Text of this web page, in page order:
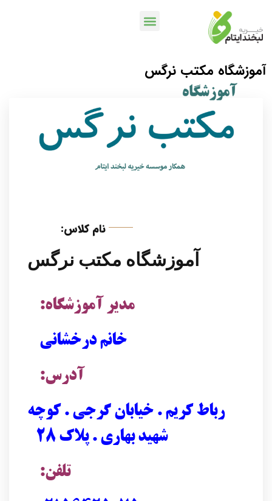
آموزشگاه مکتب نرگس
متن سربرگ خود را وارد کنید
نام کلاس:
آموزشگاه مکتب نرگس
مدیر آموزشگاه:
خانم درخشانی
آدرس:
رباط کریم . خیابان گرجی . کوچه
شهید بهاری . پلاک ۲۸
تلفن: